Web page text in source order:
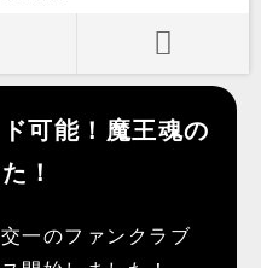
可能！魔王魂の
！
一のファンクラブ